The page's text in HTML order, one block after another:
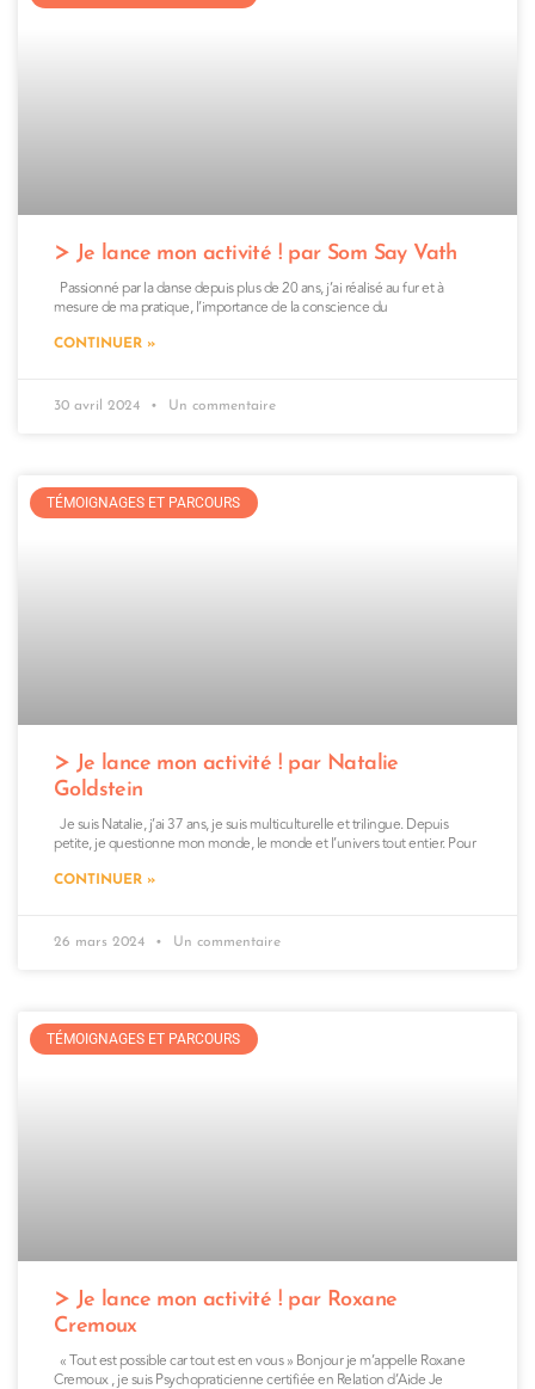
Je lance mon activité ! par Som Say Vath
Passionné par la danse depuis plus de 20 ans, j’ai réalisé au fur et à
mesure de ma pratique, l’importance de la conscience du
CONTINUER »
30 avril 2024 Un commentaire
TÉMOIGNAGES ET PARCOURS
Je lance mon activité ! par Natalie
Goldstein
Je suis Natalie, j’ai 37 ans, je suis multiculturelle et trilingue. Depuis
petite, je questionne mon monde, le monde et l’univers tout entier. Pour
CONTINUER »
26 mars 2024 Un commentaire
TÉMOIGNAGES ET PARCOURS
Je lance mon activité ! par Roxane
Cremoux
« Tout est possible car tout est en vous » Bonjour je m’appelle Roxane
Cremoux , je suis Psychopraticienne certifiée en Relation d’Aide Je